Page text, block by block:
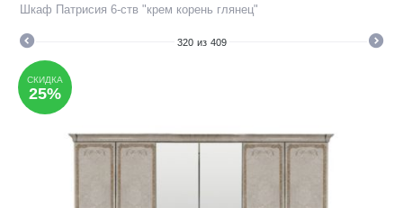
Шкаф Патрисия 6-ств "крем корень глянец"
320 из 409
СКИДКА
25%